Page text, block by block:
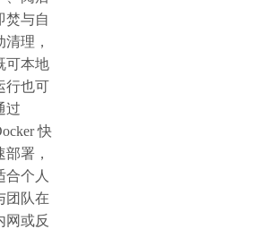
焚与自
清理，
可本地
行也可
过
快
部署，
合个人
团队在
网或反